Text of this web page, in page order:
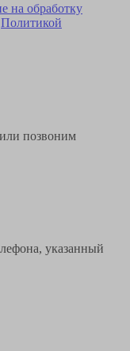
на обработку
Политикой
позвоним
указанный